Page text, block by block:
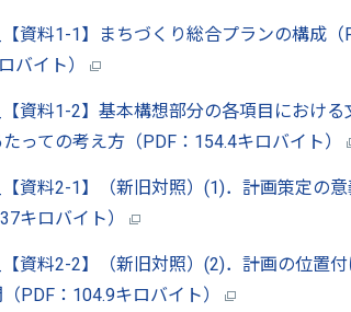
資料1-1】まちづくり総合プランの構成（
バイト）
資料1-2】基本構想部分の各項目における
っての考え方（PDF：154.4キロバイト）
資料2-1】（新旧対照）(1)．計画策定の
キロバイト）
資料2-2】（新旧対照）(2)．計画の位置付
PDF：104.9キロバイト）